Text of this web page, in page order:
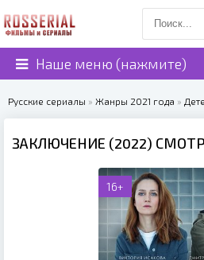
Наше меню (нажмите)
Русские сериалы » Жанры 2021 года »
ЗАКЛЮЧЕНИЕ (2022)
16+